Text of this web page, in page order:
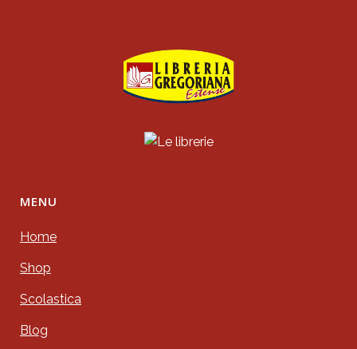
MENU
Home
Shop
Scolastica
Blog